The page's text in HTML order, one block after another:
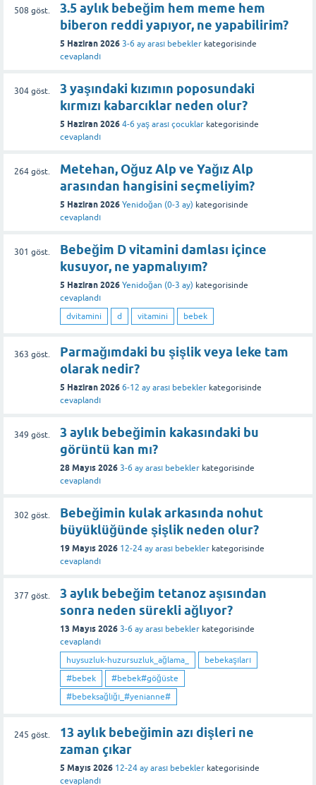
508 göst.
3.5 aylık bebeğim hem meme hem
biberon reddi yapıyor, ne yapabilirim?
5 Haziran 2026 3-6 ay arası bebekler kategorisinde
cevaplandı
304göst.
3 yaşındaki kızımın poposundaki
kırmızı kabarcıklar neden olur?
5 Haziran 2026 4-6 yaş arası çocuklar kategorisinde
cevaplandı
264göst.
Metehan, Oğuz Alp ve Yağız Alp
arasından hangisini seçmeliyim?
5 Haziran 2026 Yenidoğan (0-3 ay) kategorisinde
cevaplandı
301 göst.
Bebeğim D vitamini damlası içince
kusuyor, ne yapmalıyım?
5 Haziran 2026 Yenidoğan (0-3 ay) kategorisinde
cevaplandı
dvitamini
d vitamini bebek
363 göst.
Parmağımdaki bu şişlik veya leke tam
olarak nedir?
5 Haziran 2026 6-12 ay arası bebekler kategorisinde
cevaplandı
349 göst.
3 aylık bebeğimin kakasındaki bu
görüntü kan mı?
28 Mayıs 2026 3-6 ay arası bebekler kategorisinde
cevaplandı
302 göst.
Bebeğimin kulak arkasında nohut
büyüklüğünde şişlik neden olur?
19 Mayıs 2026 12-24 ay arası bebekler kategorisinde
cevaplandı
377 göst.
3 aylık bebeğim tetanoz aşısından
sonra neden sürekli ağlıyor?
13 Mayıs 2026 3-6 ay arası bebekler kategorisinde
cevaplandı
huysuzluk-huzursuzluk_ağlama_
bebekaşıları
#bebek
#bebek#göğüste
#bebeksağlığı_#yenianne#
245 göst.
13 aylık bebeğimin azı dişleri ne
zaman çıkar
5 Mayıs 2026 12-24 ay arası bebekler kategorisinde
cevaplandı